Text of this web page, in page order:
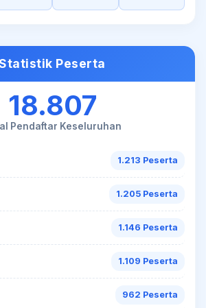
Peserta
18.807
Pendaftar Keseluruhan
1.213 Peserta
1.205 Peserta
1.146 Peserta
1.109 Peserta
962 Peserta